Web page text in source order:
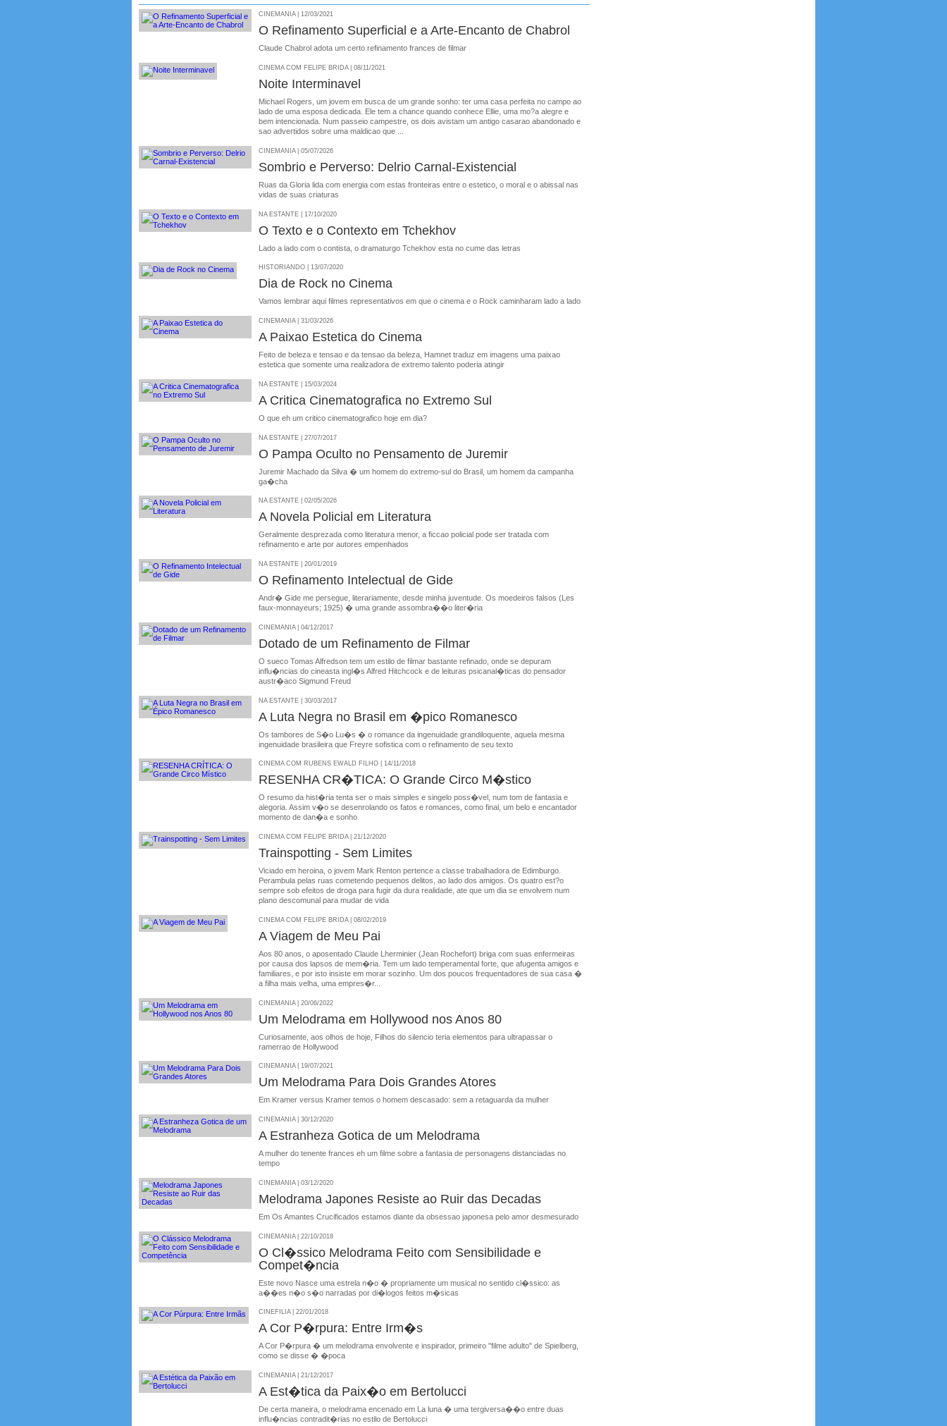
CINEMANIA | 12/03/2021
O Refinamento Superficial e a Arte-Encanto de Chabrol
Claude Chabrol adota um certo refinamento frances de filmar
CINEMA COM FELIPE BRIDA | 08/11/2021
Noite Interminavel
Michael Rogers, um jovem em busca de um grande sonho: ter uma casa perfeita no campo ao
lado de uma esposa dedicada. Ele tem a chance quando conhece Ellie, uma mo?a alegre e
bem intencionada. Num passeio campestre, os dois avistam um antigo casarao abandonado e
sao advertidos sobre uma maldicao que ...
CINEMANIA | 05/07/2026
Sombrio e Perverso: Delrio Carnal-Existencial
Ruas da Gloria lida com energia com estas fronteiras entre o estetico, o moral e o abissal nas
vidas de suas criaturas
NA ESTANTE | 17/10/2020
O Texto e o Contexto em Tchekhov
Lado a lado com o contista, o dramaturgo Tchekhov esta no cume das letras
HISTORIANDO | 13/07/2020
Dia de Rock no Cinema
Vamos lembrar aqui filmes representativos em que o cinema e o Rock caminharam lado a lado
CINEMANIA | 31/03/2026
A Paixao Estetica do Cinema
Feito de beleza e tensao e da tensao da beleza, Hamnet traduz em imagens uma paixao
estetica que somente uma realizadora de extremo talento poderia atingir
NA ESTANTE | 15/03/2024
A Critica Cinematografica no Extremo Sul
O que eh um critico cinematografico hoje em dia?
NA ESTANTE | 27/07/2017
O Pampa Oculto no Pensamento de Juremir
Juremir Machado da Silva � um homem do extremo-sul do Brasil, um homem da campanha
ga�cha
NA ESTANTE | 02/05/2026
A Novela Policial em Literatura
Geralmente desprezada como literatura menor, a ficcao policial pode ser tratada com
refinamento e arte por autores empenhados
NA ESTANTE | 20/01/2019
O Refinamento Intelectual de Gide
Andr� Gide me persegue, literariamente, desde minha juventude. Os moedeiros falsos (Les
faux-monnayeurs; 1925) � uma grande assombra��o liter�ria
CINEMANIA | 04/12/2017
Dotado de um Refinamento de Filmar
O sueco Tomas Alfredson tem um estilo de filmar bastante refinado, onde se depuram
influ�ncias do cineasta ingl�s Alfred Hitchcock e de leituras psicanal�ticas do pensador
austr�aco Sigmund Freud
NA ESTANTE | 30/03/2017
A Luta Negra no Brasil em �pico Romanesco
Os tambores de S�o Lu�s � o romance da ingenuidade grandiloquente, aquela mesma
ingenuidade brasileira que Freyre sofistica com o refinamento de seu texto
CINEMA COM RUBENS EWALD FILHO | 14/11/2018
RESENHA CR�TICA: O Grande Circo M�stico
O resumo da hist�ria tenta ser o mais simples e singelo poss�vel, num tom de fantasia e
alegoria. Assim v�o se desenrolando os fatos e romances, como final, um belo e encantador
momento de dan�a e sonho
CINEMA COM FELIPE BRIDA | 21/12/2020
Trainspotting - Sem Limites
Viciado em heroina, o jovem Mark Renton pertence a classe trabalhadora de Edimburgo.
Perambula pelas ruas cometendo pequenos delitos, ao lado dos amigos. Os quatro est?o
sempre sob efeitos de droga para fugir da dura realidade, ate que um dia se envolvem num
plano descomunal para mudar de vida
CINEMA COM FELIPE BRIDA | 08/02/2019
A Viagem de Meu Pai
Aos 80 anos, o aposentado Claude Lherminier (Jean Rochefort) briga com suas enfermeiras
por causa dos lapsos de mem�ria. Tem um lado temperamental forte, que afugenta amigos e
familiares, e por isto insiste em morar sozinho. Um dos poucos frequentadores de sua casa �
a filha mais velha, uma empres�r...
CINEMANIA | 20/06/2022
Um Melodrama em Hollywood nos Anos 80
Curiosamente, aos olhos de hoje, Filhos do silencio teria elementos para ultrapassar o
ramerrao de Hollywood
CINEMANIA | 19/07/2021
Um Melodrama Para Dois Grandes Atores
Em Kramer versus Kramer temos o homem descasado: sem a retaguarda da mulher
CINEMANIA | 30/12/2020
A Estranheza Gotica de um Melodrama
A mulher do tenente frances eh um filme sobre a fantasia de personagens distanciadas no
tempo
CINEMANIA | 03/12/2020
Melodrama Japones Resiste ao Ruir das Decadas
Em Os Amantes Crucificados estamos diante da obsessao japonesa pelo amor desmesurado
CINEMANIA | 22/10/2018
O Cl�ssico Melodrama Feito com Sensibilidade e
Compet�ncia
Este novo Nasce uma estrela n�o � propriamente um musical no sentido cl�ssico: as
a��es n�o s�o narradas por di�logos feitos m�sicas
CINEFILIA | 22/01/2018
A Cor P�rpura: Entre Irm�s
A Cor P�rpura � um melodrama envolvente e inspirador, primeiro "filme adulto" de Spielberg,
como se disse � �poca
CINEMANIA | 21/12/2017
A Est�tica da Paix�o em Bertolucci
De certa maneira, o melodrama encenado em La luna � uma tergiversa��o entre duas
influ�ncias contradit�rias no estilo de Bertolucci